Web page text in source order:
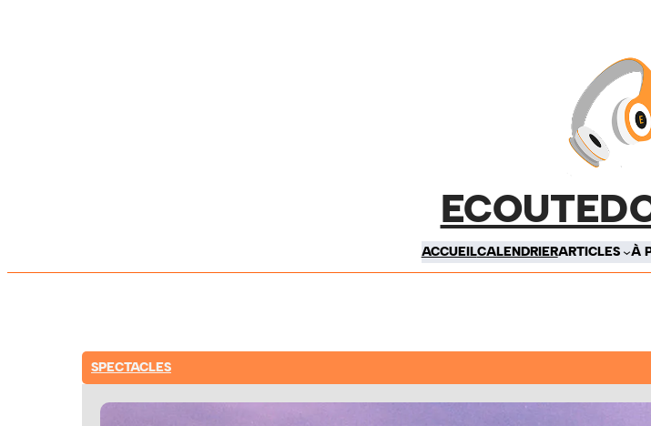
ACCUEILCALENDRIERARTICLES À
SPECTACLES